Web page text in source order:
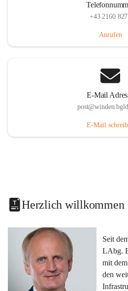
+43 2160
Anrufen
E-Mail
E-Mail
Herzlich willkommen
Seit
LAbg.
mit
den